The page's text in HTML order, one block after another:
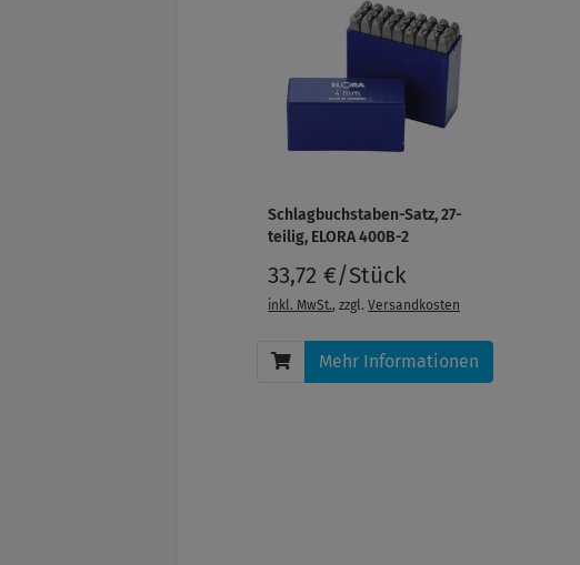
Schlagbuchstaben-Satz, 27-
teilig, ELORA 400B-2
33,72 €/Stück
inkl. MwSt., zzgl.Versandkosten
Mehr Informationen